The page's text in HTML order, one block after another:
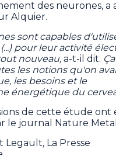
des neurones, a
Alquier.
sont capables
pour leur activité
nouveau, a-t-il dit. Ça
les notions qu'on
les besoins et le
énergétique du
de cette étude ont
le journal Nature
Legault, La Presse